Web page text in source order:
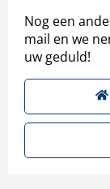
Nog een
mail en we
uw geduld!